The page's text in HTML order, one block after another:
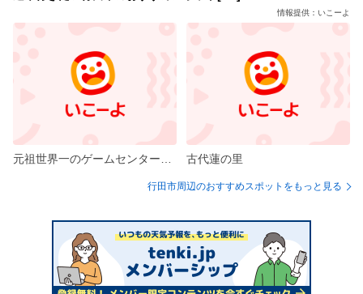
情報提供：いこーよ
古代蓮の里
行田市周辺のおすすめスポットをもっと見る